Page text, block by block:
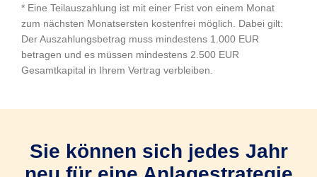
* Eine Teilauszahlung ist mit einer Frist von einem Monat
zum nächsten Monatsersten kostenfrei möglich. Dabei gilt:
Der Auszahlungsbetrag muss mindestens 1.000 EUR
betragen und es müssen mindestens 2.500 EUR
Gesamtkapital in Ihrem Vertrag verbleiben.
Sie können sich jedes Jahr